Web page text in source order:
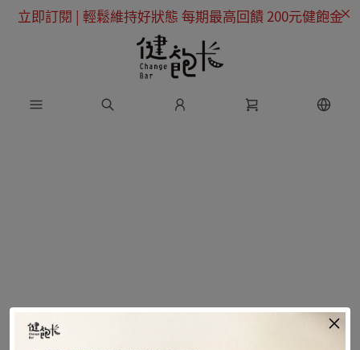
立即訂閱 | 輕鬆維持好狀態 每期最高回饋 200元健飽金